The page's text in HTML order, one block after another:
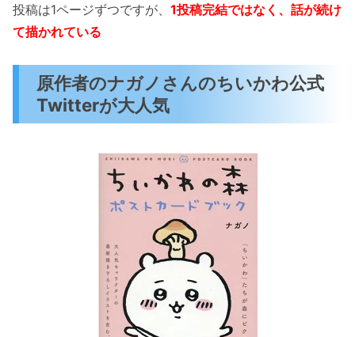
投稿は1ページずつですが、 1投稿完結ではなく、話が続け
て描かれている
原作者のナガノさんのちいかわ公式
Twitterが大人気